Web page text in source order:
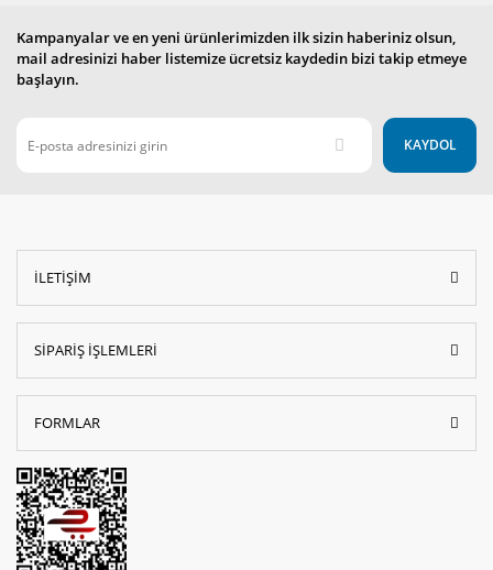
Kampanyalar ve en yeni ürünlerimizden ilk sizin haberiniz olsun,
mail adresinizi haber listemize ücretsiz kaydedin bizi takip etmeye
başlayın.
KAYDOL
İLETİŞİM
SİPARİŞ İŞLEMLERİ
FORMLAR